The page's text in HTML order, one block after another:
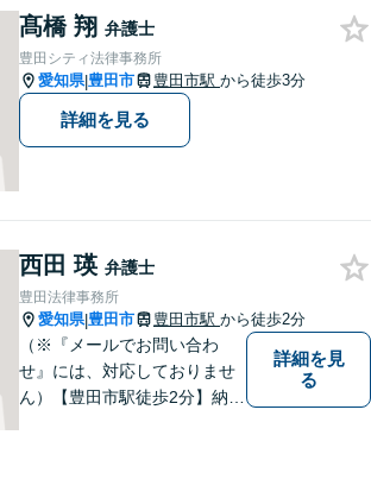
問題、税務訴訟、行政事件で
悩んでいる方はお気軽にご相
談ください。
髙橋 翔 弁護士
豊田シティ法律事務所
愛知県|豊田市 豊田市駅 から徒歩3分
詳細を見る
西田 瑛 弁護士
豊田法律事務所
愛知県|豊田市 豊田市駅 から徒歩2分
（※『メールでお問い合わ
せ』には、対応しておりませ
ん）【豊田市駅徒歩2分】納得
詳細を見
る